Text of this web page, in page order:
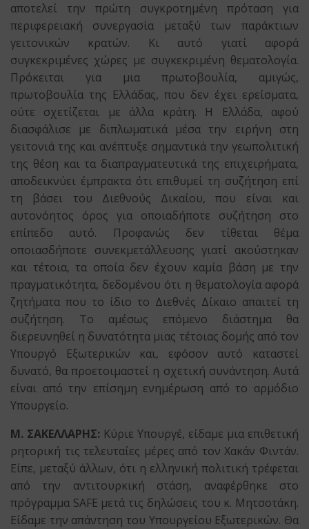
αποτελεί την πρώτη συγκροτημένη πρόταση για
περιφερειακή συνεργασία μεταξύ των παράκτιων
γειτονικών κρατών. Κι αυτό γιατί αφορά
συγκεκριμένες χώρες με συγκεκριμένη θεματολογία.
Πρόκειται για μια πρωτοβουλία, αμιγώς,
πρωτοβουλία της Ελλάδας, που δεν έχει ερείσματα,
ούτε σχετίζεται με άλλα κράτη. Η Ελλάδα, αφού
διασφάλισε με διπλωματικά μέσα την ειρήνη στη
γειτονιά της και ανέπτυξε σημαντικά την γεωπολιτική
της θέση και τα διαπραγματευτικά της επιχειρήματα,
αποδεικνύει έμπρακτα ότι επιθυμεί τη συζήτηση επί
τη βάσει του Διεθνούς Δικαίου, που είναι και
αυτονόητος όρος για οποιαδήποτε συζήτηση στο
επίπεδο αυτό. Προφανώς δεν τίθεται θέμα
οποιασδήποτε συνεκμετάλλευσης γιατί ακούστηκαν
και τέτοια, τα οποία δεν έχουν καμία βάση με την
πραγματικότητα, δεδομένου ότι η θεματολογία αφορά
ζητήματα που το ίδιο το Διεθνές Δίκαιο απαιτεί τη
συζήτηση. Το αμέσως επόμενο διάστημα θα
διερευνηθεί η δυνατότητα μιας τέτοιας δομής από τον
Υπουργό Εξωτερικών και, εφόσον αυτό καταστεί
δυνατό, θα προετοιμαστεί η σχετική συνάντηση. Αυτά
είναι από την επίσημη ενημέρωση από το αρμόδιο
Υπουργείο.
Μ. ΣΑΚΕΛΛΑΡΗΣ: Κύριε Υπουργέ, είδαμε μια επιθετική
ρητορική τις τελευταίες μέρες από τον Χακάν Φιντάν.
Είπε, μεταξύ άλλων, ότι η ελληνική πολιτική τρέφεται
από την αντιτουρκική στάση, αναφέρθηκε στο
πρόγραμμα SAFE μετά τις δηλώσεις του κ. Μητσοτάκη.
Είδαμε την απάντηση του Υπουργείου Εξωτερικών. Θα